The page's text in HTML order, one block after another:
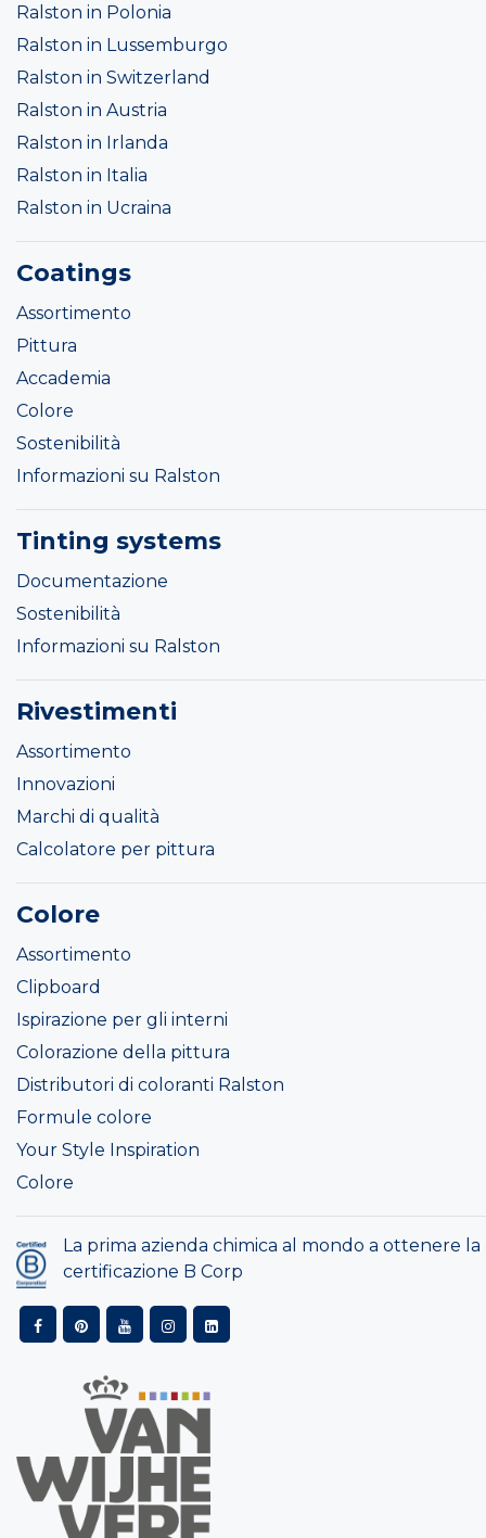
Ralston in Polonia
Ralston in Lussemburgo
Ralston in Switzerland
Ralston in Austria
Ralston in Irlanda
Ralston in Italia
Ralston in Ucraina
Coatings
Assortimento
Pittura
Accademia
Colore
Sostenibilità
Informazioni su Ralston
Tinting systems
Documentazione
Sostenibilità
Informazioni su Ralston
Rivestimenti
Assortimento
Innovazioni
Marchi di qualità
Calcolatore per pittura
Colore
Assortimento
Clipboard
Ispirazione per gli interni
Colorazione della pittura
Distributori di coloranti Ralston
Formule colore
Your Style Inspiration
Colore
La prima azienda chimica al mondo a ottenere la
certificazione B Corp